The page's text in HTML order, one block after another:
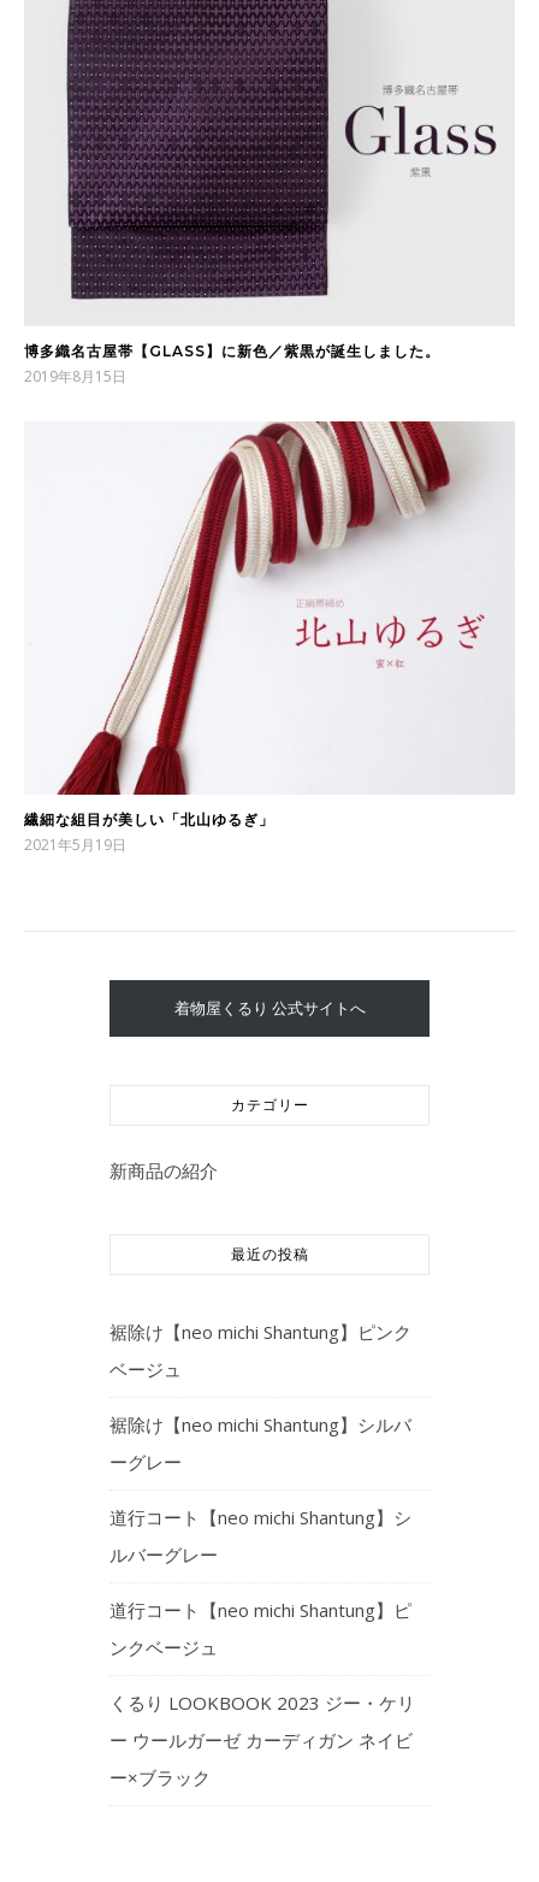
博多織名古屋帯【GLASS】に新色／紫黒が誕生しました。
2019年8月15日
繊細な組目が美しい「北山ゆるぎ」
2021年5月19日
着物屋くるり 公式サイトへ
カテゴリー
新商品の紹介
最近の投稿
裾除け【neo michi Shantung】ピンク
ベージュ
裾除け【neo michi Shantung】シルバ
ーグレー
道行コート【neo michi Shantung】シ
ルバーグレー
道行コート【neo michi Shantung】ピ
ンクベージュ
くるり LOOKBOOK 2023 ジー・ケリ
ー ウールガーゼ カーディガン ネイビ
ー×ブラック